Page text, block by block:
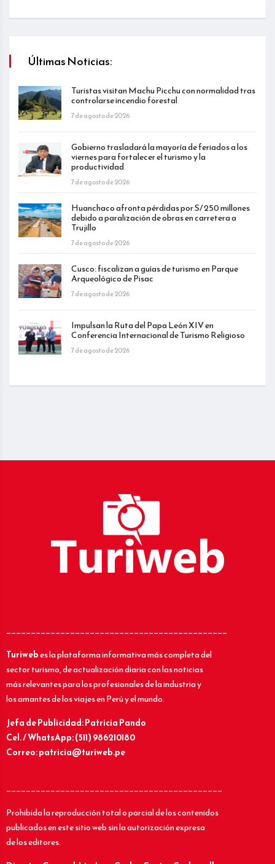
Últimas Noticias:
Turistas visitan Machu Picchu con normalidad tras
controlarse incendio forestal
7 de agosto de 2026
Gobierno trasladará la mayoría de feriados a los
viernes para fortalecer el turismo y la
productividad
7 de agosto de 2026
Huanchaco afronta pérdidas por S/ 250 millones
debido a paralización de obras en carretera a
Trujillo
7 de agosto de 2026
Cusco: fiscalizan a guías de turismo en Parque
Arqueológico de Pisac
7 de agosto de 2026
Impulsan la Ruta del Papa León XIV en
Conferencia Internacional de Turismo Religioso
7 de agosto de 2026
_____________________________________________
Turiwebes la plataforma informativa más completa del
sector turismo, de actualización diaria con las noticias
más relevantes para los profesionales de la industria y
los amantes de los viajes en Perú y el mundo.
Jefa de Publicidad: Patricia Pando
Cel. / WhatsApp: (511) 986210180
Correo: patricia@turiweb.pe
____________________________________________
Prohibida la reproducción total o parcial de los contenidos
publicados en este sitio web sin la autorización expresa
de los editores.